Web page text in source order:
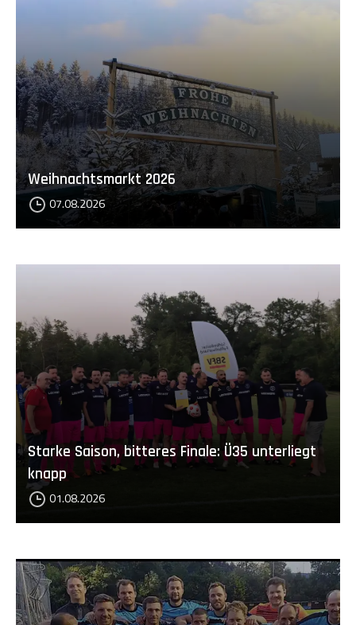
Weihnachtsmarkt 2026
07.08.2026
Starke Saison, bitteres Finale: Ü35 unterliegt
knapp
01.08.2026